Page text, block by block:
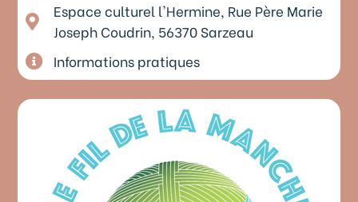
Espace culturel l'Hermine, Rue Père Marie
Joseph Coudrin, 56370 Sarzeau
Informations pratiques